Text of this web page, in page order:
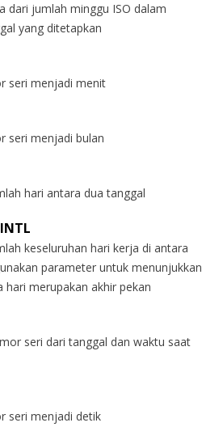
dari jumlah minggu ISO dalam
yang ditetapkan
seri menjadi menit
seri menjadi bulan
hari antara dua tanggal
keseluruhan hari kerja di antara
parameter untuk menunjukkan
hari merupakan akhir pekan
seri dari tanggal dan waktu saat
seri menjadi detik